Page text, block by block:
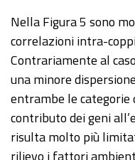
Nella Figura 5 sono
correlazioni intra-
Contrariamente al
una minore
entrambe le categorie
contributo dei geni
risulta molto più